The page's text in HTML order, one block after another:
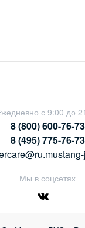
дениму
с 9:00 до
8 (800) 600-76-73
8 (495) 775-76-73
Мы в соцсетях